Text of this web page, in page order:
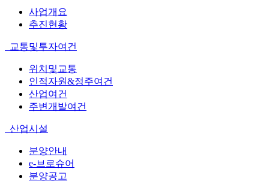
사업개요
추진현황
교통및투자여건
위치및교통
인적자원&정주여건
산업여건
주변개발여건
산업시설
분양안내
e-브로슈어
분양공고